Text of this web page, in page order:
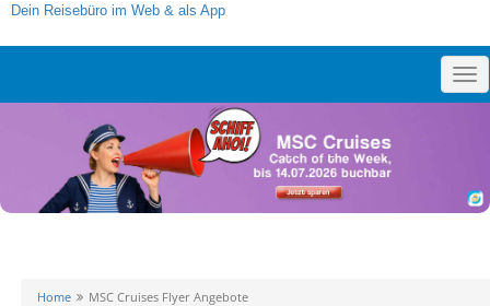
Dein Reisebüro im Web & als App
»
Home MSC Cruises Flyer Angebote